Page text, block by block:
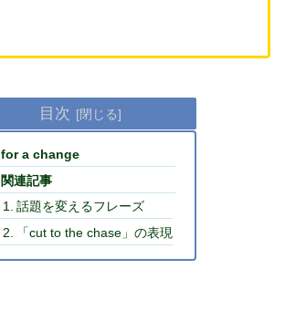
目次
for a change
関連記事
話題を変えるフレーズ
「cut to the chase」の表現